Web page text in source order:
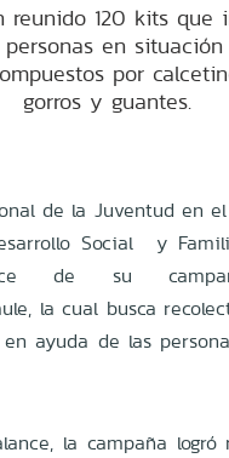
reunido 120 kits que
en
por
gorros y guantes.
de la Juventud en
Social y
de su
la cual busca
ayuda de las
la campaña logró